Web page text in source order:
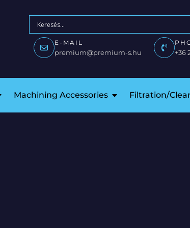
E-MAIL
premium@premium-s.hu +36
Machining Accessories Filtration/